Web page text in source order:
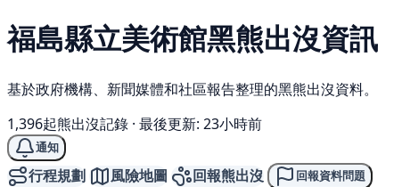
福島縣立美術館黑熊出沒資訊
基於政府機構、新聞媒體和社區報告整理的黑熊出沒資料。
1,396起熊出沒記錄 · 最後更新: 23小時前
通知
行程規劃 風險地圖 回報熊出沒 回報資料問題